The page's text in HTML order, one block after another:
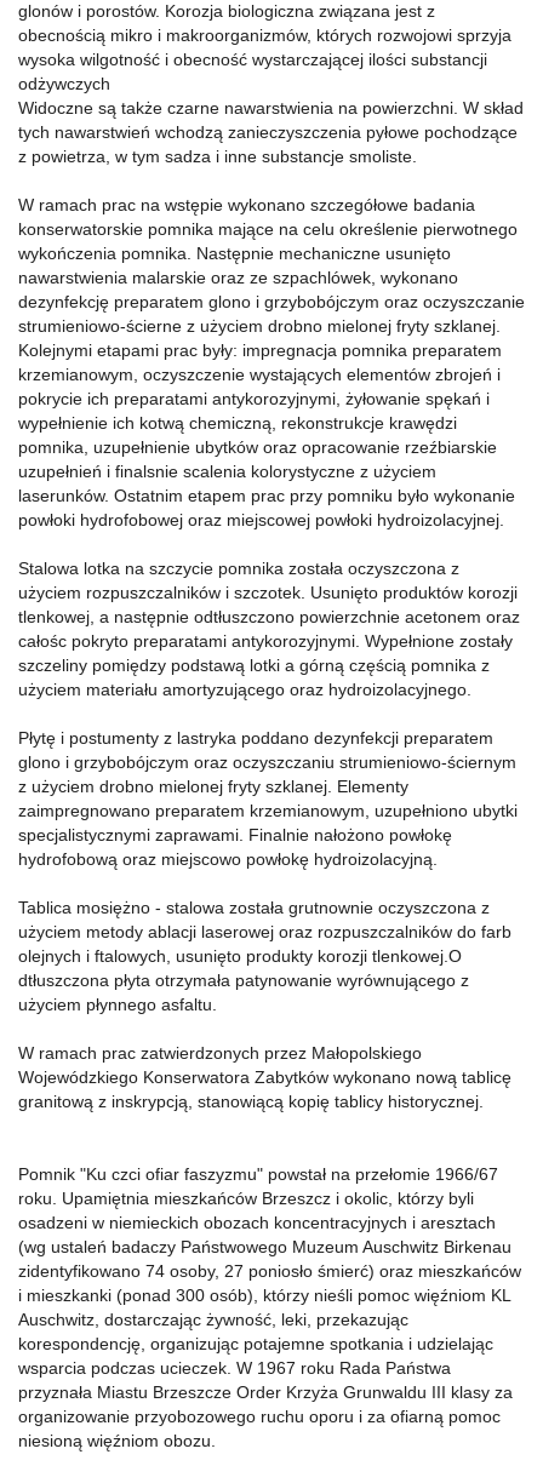
glonów i porostów. Korozja biologiczna związana jest z
obecnością mikro i makroorganizmów, których rozwojowi sprzyja
wysoka wilgotność i obecność wystarczającej ilości substancji
odżywczych
Widoczne są także czarne nawarstwienia na powierzchni. W skład
tych nawarstwień wchodzą zanieczyszczenia pyłowe pochodzące
z powietrza, w tym sadza i inne substancje smoliste.
W ramach prac na wstępie wykonano szczegółowe badania
konserwatorskie pomnika mające na celu określenie pierwotnego
wykończenia pomnika. Następnie mechaniczne usunięto
nawarstwienia malarskie oraz ze szpachlówek, wykonano
dezynfekcję preparatem glono i grzybobójczym oraz oczyszczanie
strumieniowo-ścierne z użyciem drobno mielonej fryty szklanej.
Kolejnymi etapami prac były: impregnacja pomnika preparatem
krzemianowym, oczyszczenie wystających elementów zbrojeń i
pokrycie ich preparatami antykorozyjnymi, żyłowanie spękań i
wypełnienie ich kotwą chemiczną, rekonstrukcje krawędzi
pomnika, uzupełnienie ubytków oraz opracowanie rzeźbiarskie
uzupełnień i finalsnie scalenia kolorystyczne z użyciem
laserunków. Ostatnim etapem prac przy pomniku było wykonanie
powłoki hydrofobowej oraz miejscowej powłoki hydroizolacyjnej.
Stalowa lotka na szczycie pomnika została oczyszczona z
użyciem rozpuszczalników i szczotek. Usunięto produktów korozji
tlenkowej, a następnie odtłuszczono powierzchnie acetonem oraz
całośc pokryto preparatami antykorozyjnymi. Wypełnione zostały
szczeliny pomiędzy podstawą lotki a górną częścią pomnika z
użyciem materiału amortyzującego oraz hydroizolacyjnego.
Płytę i postumenty z lastryka poddano dezynfekcji preparatem
glono i grzybobójczym oraz oczyszczaniu strumieniowo-ściernym
z użyciem drobno mielonej fryty szklanej. Elementy
zaimpregnowano preparatem krzemianowym, uzupełniono ubytki
specjalistycznymi zaprawami. Finalnie nałożono powłokę
hydrofobową oraz miejscowo powłokę hydroizolacyjną.
Tablica mosiężno - stalowa została grutnownie oczyszczona z
użyciem metody ablacji laserowej oraz rozpuszczalników do farb
olejnych i ftalowych, usunięto produkty korozji tlenkowej.O
dtłuszczona płyta otrzymała patynowanie wyrównującego z
użyciem płynnego asfaltu.
W ramach prac zatwierdzonych przez Małopolskiego
Wojewódzkiego Konserwatora Zabytków wykonano nową tablicę
granitową z inskrypcją, stanowiącą kopię tablicy historycznej.
Pomnik "Ku czci ofiar faszyzmu" powstał na przełomie 1966/67
roku. Upamiętnia mieszkańców Brzeszcz i okolic, którzy byli
osadzeni w niemieckich obozach koncentracyjnych i aresztach
(wg ustaleń badaczy Państwowego Muzeum Auschwitz Birkenau
zidentyfikowano 74 osoby, 27 poniosło śmierć) oraz mieszkańców
i mieszkanki (ponad 300 osób), którzy nieśli pomoc więźniom KL
Auschwitz, dostarczając żywność, leki, przekazując
korespondencję, organizując potajemne spotkania i udzielając
wsparcia podczas ucieczek. W 1967 roku Rada Państwa
przyznała Miastu Brzeszcze Order Krzyża Grunwaldu III klasy za
organizowanie przyobozowego ruchu oporu i za ofiarną pomoc
niesioną więźniom obozu.